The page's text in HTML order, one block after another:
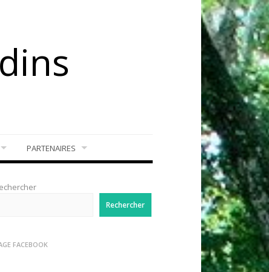
PARTENAIRES
Rechercher
FACEBOOK